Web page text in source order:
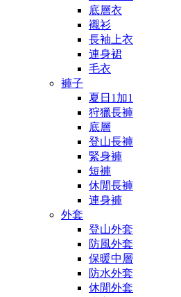
底層衣
襯衫
長袖上衣
連身裙
毛衣
褲子
夏日1加1
狩獵長褲
底層
登山長褲
緊身褲
短褲
休閒長褲
連身褲
外套
登山外套
防風外套
保暖中層
防水外套
休閒外套